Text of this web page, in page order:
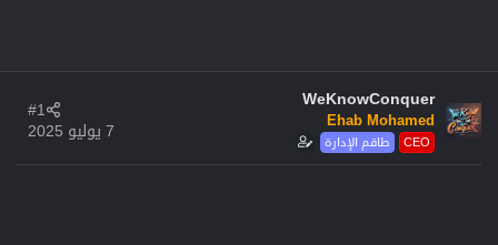
WeKnowConquer
Ehab Mohamed
طاقم الإدارة CEO
7 يوليو 2025
#1